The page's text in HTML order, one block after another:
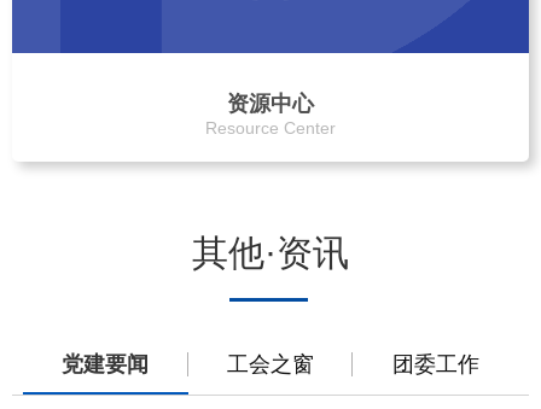
资源中心
Resource Center
其他·资讯
党建要闻 工会之窗 团委工作